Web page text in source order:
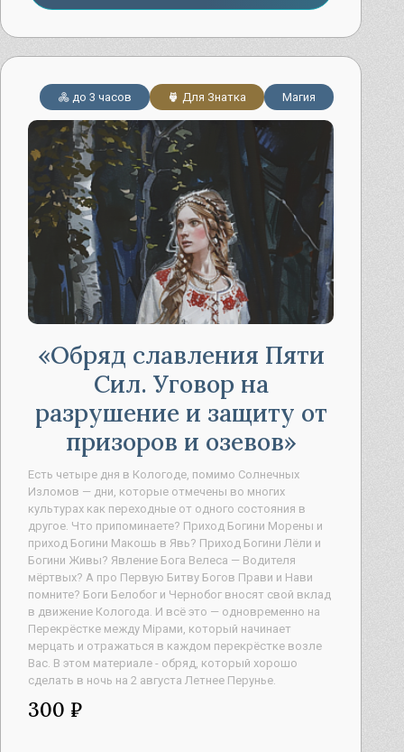
до 3 часов Для Знатка Магия
Обряд славления Пяти
Сил. Уговор на
разрушение и защиту от
призоров и озевов
Есть четыре дня в Кологоде, помимо Солнечных
Изломов — дни, которые отмечены во многих
культурах как переходные от одного состояния в
другое. Что припоминаете? Приход Богини Морены и
приход Богини Макошь в Явь? Приход Богини Лёли и
Богини Живы? Явление Бога Велеса — Водителя
мёртвых? А про Первую Битву Богов Прави и Нави
помните? Боги Белобог и Чернобог вносят свой вклад
в движение Кологода. И всё это — одновременно на
Перекрёстке между Мiрами, который начинает
мерцать и отражаться в каждом перекрёстке возле
Вас. В этом материале - обряд, который хорошо
сделать в ночь на 2 августа Летнее Перунье.
300 ₽